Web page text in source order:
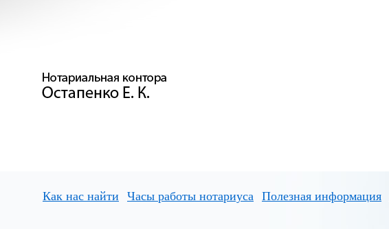
Как нас найти Часы работы нотариуса Полезная информация